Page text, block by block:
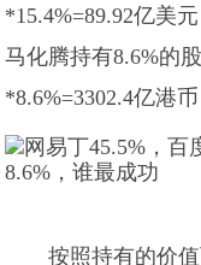
*15.4%=89.92亿美
马化腾持有8.6%的
*8.6%=3302.4亿港
按照持有的价